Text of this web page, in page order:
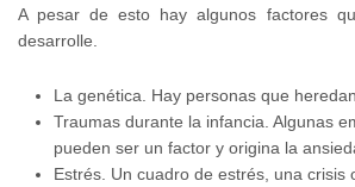
A pesar de esto hay algunos factores
desarrolle.
La genética. Hay personas que
Traumas durante la infancia. Algunas
pueden ser un factor y origina la
Estrés. Un cuadro de estrés, una crisis